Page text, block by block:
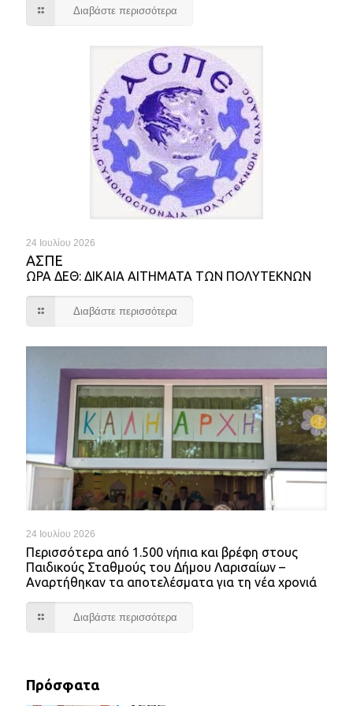
Διαβάστε περισσότερα
24 Ιουλίου 2026
ΑΣΠΕ
ΩΡΑ ΔΕΘ: ΔΙΚΑΙΑ ΑΙΤΗΜΑΤΑ ΤΩΝ ΠΟΛΥΤΕΚΝΩΝ
Διαβάστε περισσότερα
24 Ιουλίου 2026
Περισσότερα από 1.500 νήπια και βρέφη στους
Παιδικούς Σταθμούς του Δήμου Λαρισαίων –
Αναρτήθηκαν τα αποτελέσματα για τη νέα χρονιά
Διαβάστε περισσότερα
Πρόσφατα